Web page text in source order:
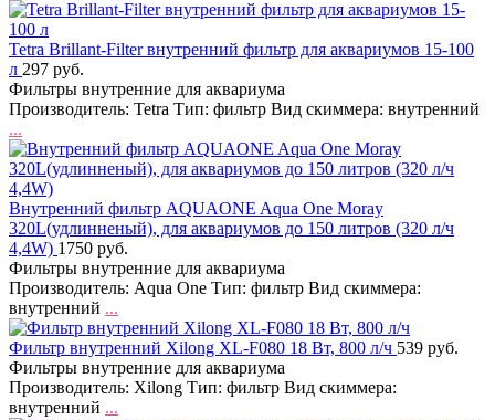
Tetra Brillant-Filter внутренний фильтр для аквариумов 15-100
л 297 руб.
Фильтры внутренние для аквариума
Производитель: Tetra Тип: фильтр Вид скиммера: внутренний
...
Внутренний фильтр AQUAONE Aqua One Moray
320L(удлинненый), для аквариумов до 150 литров (320 л/ч
4,4W) 1750 руб.
Фильтры внутренние для аквариума
Производитель: Aqua One Тип: фильтр Вид скиммера:
внутренний ...
Фильтр внутренний Xilong XL-F080 18 Вт, 800 л/ч 539 руб.
Фильтры внутренние для аквариума
Производитель: Xilong Тип: фильтр Вид скиммера:
внутренний ...